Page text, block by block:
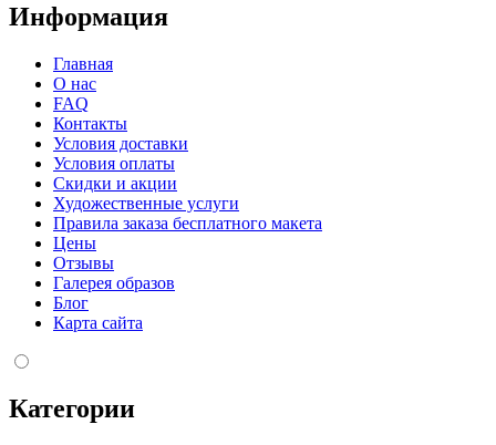
Информация
Главная
О нас
FAQ
Контакты
Условия доставки
Условия оплаты
Скидки и акции
Художественные услуги
Правила заказа бесплатного макета
Цены
Отзывы
Галерея образов
Блог
Карта сайта
Категории